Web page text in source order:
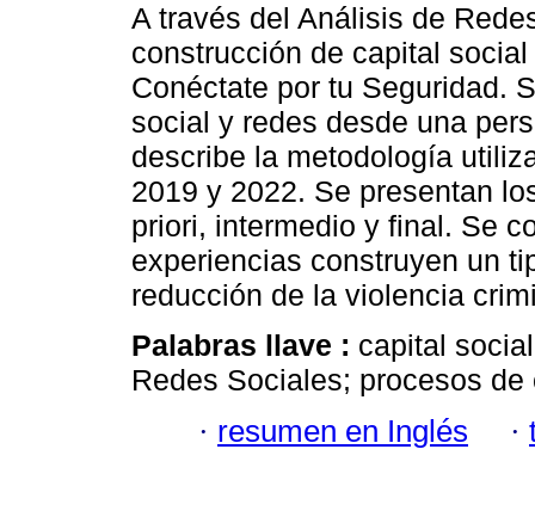
A través del Análisis de
construcción de capital
Conéctate por tu Seguridad.
social y redes desde una
describe la metodología
2019 y 2022. Se presentan
priori, intermedio y final. Se
experiencias construyen un
reducción de la violencia
Palabras llave : capital
Redes Sociales; procesos
· resumen en Inglés ·